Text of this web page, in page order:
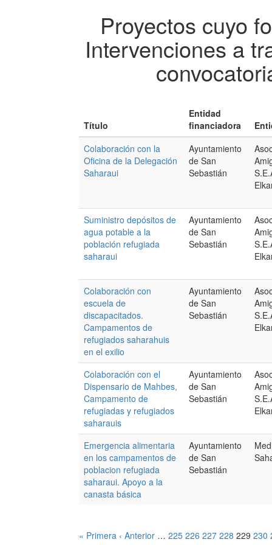
Proyectos cuyo
Intervenciones a
Título
Entidad
financiadora
Colaboración con la
Oficina de la Delegación
Saharaui
Ayuntamiento
de San
Sebastián
Suministro depósitos de
agua potable a la
población refugiada
saharaui
Ayuntamiento
de San
Sebastián
Colaboración con
escuela de
discapacitados.
Campamentos de
refugiados saharahuis
en el exilio
Ayuntamiento
de San
Sebastián
Colaboración con el
Dispensario de Mahbes,
Campamento de
refugiadas y refugiados
saharauis
Ayuntamiento
de San
Sebastián
Emergencia alimentaria
en los campamentos de
poblacion refugiada
saharaui. Apoyo a la
canasta básica
Ayuntamiento
de San
Sebastián
« Primera ‹ Anterior … 225 226 227 228 229 230